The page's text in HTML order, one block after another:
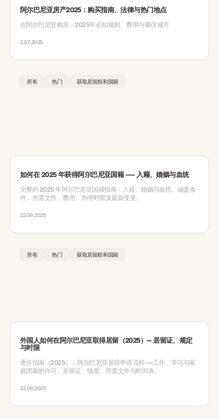
阿尔巴尼亚房产2025：购买指南、法律与热门地点
在阿尔巴尼亚购房：2025年必知规则、费用与最佳城市
2.07.2025
所有 热门 获取居留权和国籍
如何在 2025 年获得阿尔巴尼亚国籍 —— 入籍、婚姻与血统
完整的 2025 年阿尔巴尼亚国籍指南：入籍、婚姻与血统。涵盖条
件、所需文件、费用、办理时限及最新变更。
22.09.2025
所有 热门 获取居留权和国籍
外国人如何在阿尔巴尼亚取得居留（2025）— 居留证、规定
与时限
逐步指南（2025）：阿尔巴尼亚居留申请流程——工作、学习与家
庭团聚的许可、居留证、续签、所需文件与时间表。
22.09.2025